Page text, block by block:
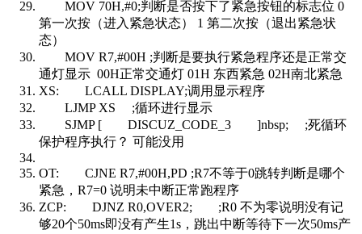
MOV 70H,#0;判断是否按下了紧急按钮的标志位 0
第一次按（进入紧急状态） 1 第二次按（退出紧急状
态）
MOV R7,#00H ;判断是要执行紧急程序还是正常交
通灯显示 00H正常交通灯 01H 东西紧急 02H南北紧急
XS: LCALL DISPLAY;调用显示程序
LJMP XS ;循环进行显示
SJMP [ DISCUZ_CODE_3 ]nbsp; ;死循环
保护程序执行？ 可能没用
OT: CJNE R7,#00H,PD ;R7不等于0跳转判断是哪个
紧急，R7=0 说明未中断正常跑程序
ZCP: DJNZ R0,OVER2; ;R0 不为零说明没有记
够20个50ms即没有产生1s，跳出中断等待下一次50ms产